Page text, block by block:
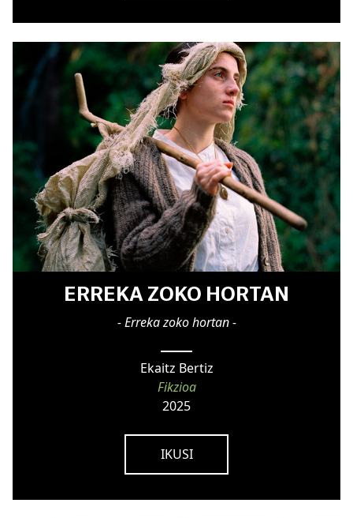
ERREKA ZOKO HORTAN
- Erreka zoko hortan -
Ekaitz Bertiz
Fikzioa
2025
IKUSI